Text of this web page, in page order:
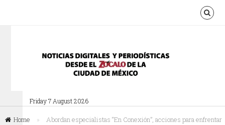
Friday 7 August 2026
Home »
Abordan especialistas “En Conexión”, acciones para enfrentar